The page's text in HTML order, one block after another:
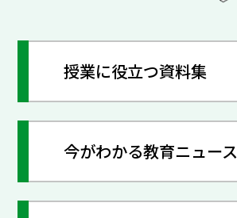
授業に役立つ資料集
今がわかる教育ニュース